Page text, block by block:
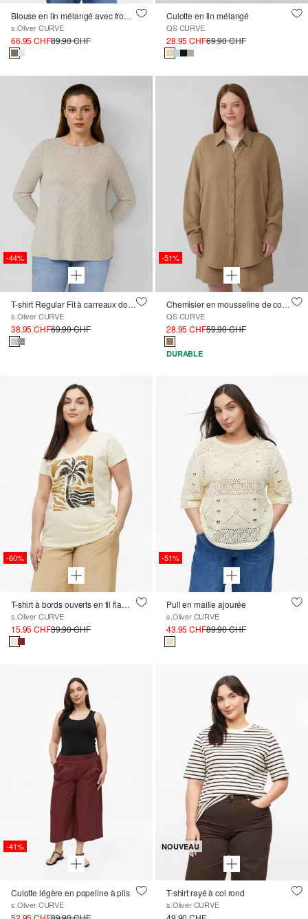
Blouse en lin mélangé avec fronces
s.Oliver CURVE
66.95 CHF89.90 CHF
Culotte en lin mélangé
QS CURVE
28.95 CHF69.90 CHF
-44%
T-shirt Regular Fit à carreaux doux et gratté
s.Oliver CURVE
38.95 CHF69.90 CHF
-51%
Chemisier en mousseline de coupe oversize
QS CURVE
28.95 CHF59.90 CHF
DURABLE
-60%
T-shirt à bords ouverts en fil flammé
s.Oliver CURVE
15.95 CHF39.90 CHF
-51%
Pull en maille ajourée
s.Oliver CURVE
43.95 CHF89.90 CHF
-41%
Culotte légère en popeline à plis
s.Oliver CURVE
NOUVEAU
T-shirt rayé à col rond
s.Oliver CURVE